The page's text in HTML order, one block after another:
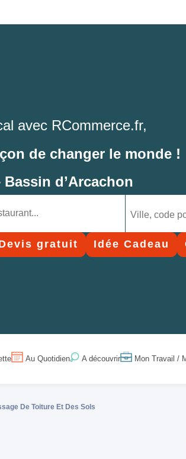
avec RCommerce.fr,
de changer le monde !
Bassin d’Arcachon
gratuit Idée Cadeau
Au Quotidien A découvrir Mon Travail /
De Toiture Et Des Sols